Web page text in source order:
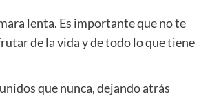
lenta. Es importante que no te
de la vida y de todo lo que tiene
que nunca, dejando atrás